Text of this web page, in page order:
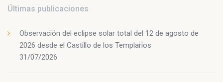
Últimas publicaciones
Observación del eclipse solar total del 12 de agosto de
2026 desde el Castillo de los Templarios
31/07/2026